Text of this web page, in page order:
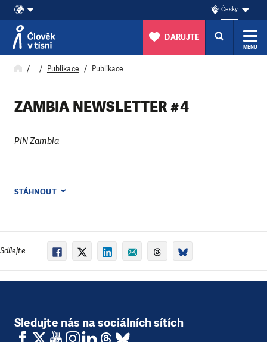
Přeskočit na obsah
Česky
DARUJTE
MENU
Publikace Publikace
ZAMBIA NEWSLETTER #4
PIN Zambia
STÁHNOUT
Sdílejte
Sledujte nás na sociálních sítích